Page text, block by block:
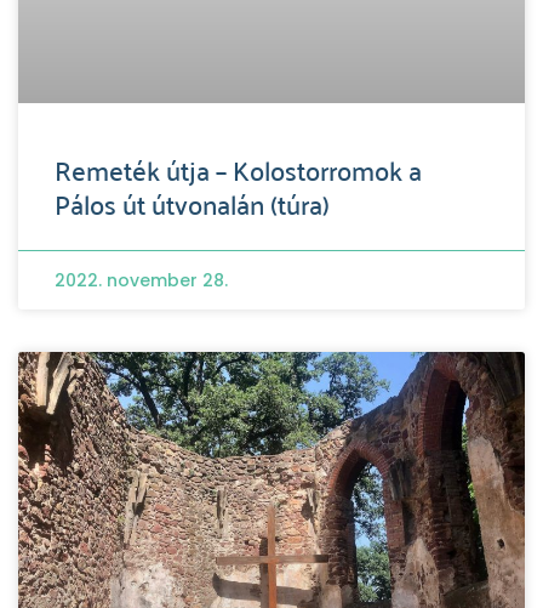
Remeték útja – Kolostorromok a
Pálos út útvonalán (túra)
2022. november 28.